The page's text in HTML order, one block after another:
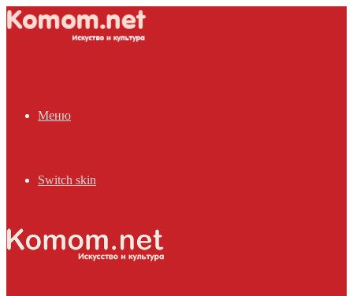
Меню
Switch skin